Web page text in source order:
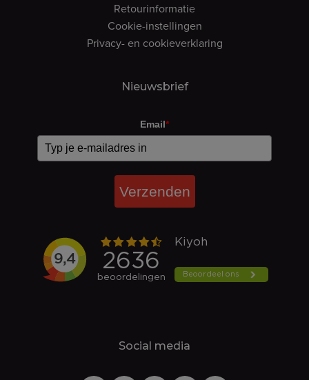
Retourinformatie
Cookie-instellingen
Privacy- en cookieverklaring
Nieuwsbrief
Email*
Verzenden
Social media